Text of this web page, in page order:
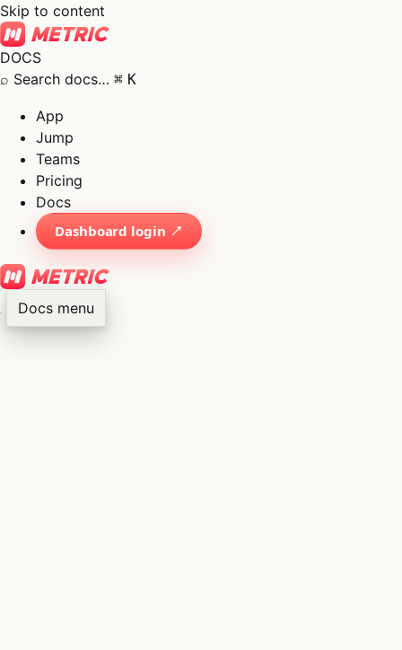
Skip to content
DOCS
⌕ Search docs… ⌘ K
App
Jump
Teams
Pricing
Docs
Dashboard login ↗
Docs menu